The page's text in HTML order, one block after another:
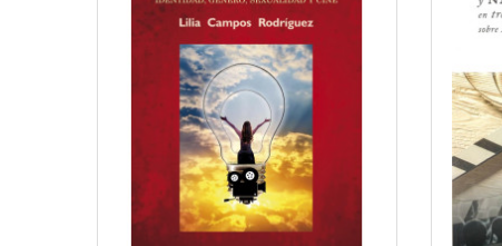
QUICKVIEW
WISHLIST